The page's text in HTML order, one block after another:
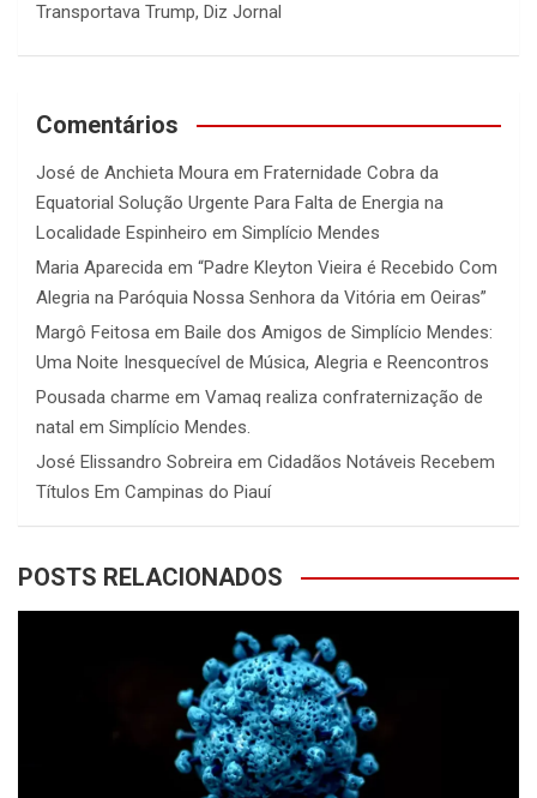
Transportava Trump, Diz Jornal
Comentários
José de Anchieta Moura em Fraternidade Cobra da
Equatorial Solução Urgente Para Falta de Energia na
Localidade Espinheiro em Simplício Mendes
Maria Aparecida em “Padre Kleyton Vieira é Recebido Com
Alegria na Paróquia Nossa Senhora da Vitória em Oeiras”
Margô Feitosa em Baile dos Amigos de Simplício Mendes:
Uma Noite Inesquecível de Música, Alegria e Reencontros
Pousada charme em Vamaq realiza confraternização de
natal em Simplício Mendes.
José Elissandro Sobreira em Cidadãos Notáveis Recebem
Títulos Em Campinas do Piauí
POSTS RELACIONADOS